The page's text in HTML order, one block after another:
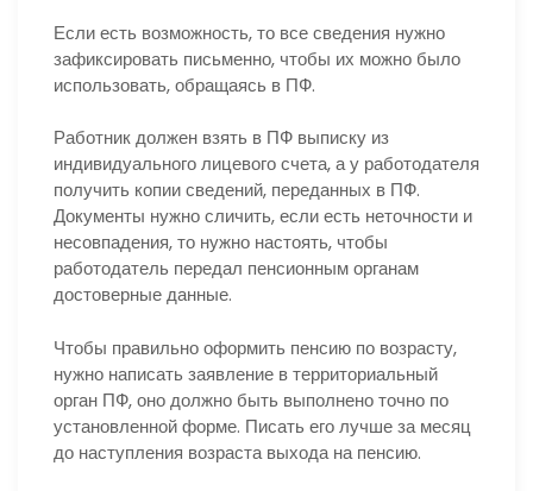
Если есть возможность, то все сведения нужно
зафиксировать письменно, чтобы их можно было
использовать, обращаясь в ПФ.
Работник должен взять в ПФ выписку из
индивидуального лицевого счета, а у работодателя
получить копии сведений, переданных в ПФ.
Документы нужно сличить, если есть неточности и
несовпадения, то нужно настоять, чтобы
работодатель передал пенсионным органам
достоверные данные.
Чтобы правильно оформить пенсию по возрасту,
нужно написать заявление в территориальный
орган ПФ, оно должно быть выполнено точно по
установленной форме. Писать его лучше за месяц
до наступления возраста выхода на пенсию.